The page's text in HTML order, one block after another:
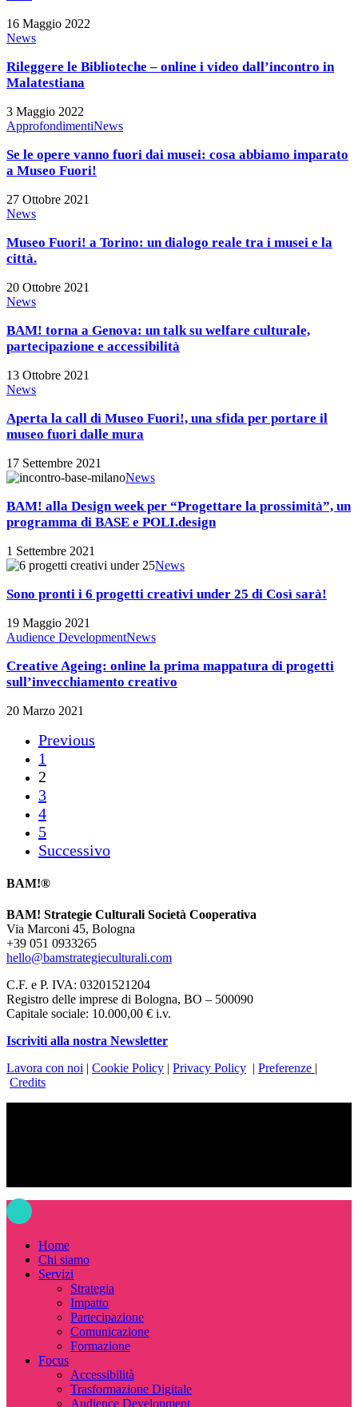
dall’Ideathon
Culture
City
Hub
da
completare,
bisogno
di
te
16 Maggio 2022
Rileggere
Biblioteche
–
i
video
in
Malatestiana
News
Rileggere le Biblioteche – online i video dall’incontro in
Malatestiana
3 Maggio 2022
Se
opere
vanno
dai
musei:
abbiamo
imparato
a
Museo
Fuori!
ApprofondimentiNews
Se le opere vanno fuori dai musei: cosa abbiamo imparato
a Museo Fuori!
27 Ottobre 2021
Museo
a
Torino:
dialogo
reale
i
musei
e
la
città.
News
Museo Fuori! a Torino: un dialogo reale tra i musei e la
città.
20 Ottobre 2021
BAM!
a
Genova:
un
talk
su
culturale,
partecipazione
e
accessibilità
News
BAM! torna a Genova: un talk su welfare culturale,
partecipazione e accessibilità
13 Ottobre 2021
Aperta
call
di
Fuori!,
una
per
portare
il
museo
fuori
dalle
mura
News
Aperta la call di Museo Fuori!, una sfida per portare il
museo fuori dalle mura
17 Settembre 2021
BAM!
Design
week
per
“Progettare
la
un
programma
di
BASE
News
BAM! alla Design week per “Progettare la prossimità”, un
programma di BASE e POLI.design
1 Settembre 2021
Sono
i
progetti
creativi
25
di
sarà!
News
Sono pronti i 6 progetti creativi under 25 di Così sarà!
19 Maggio 2021
Creative
online
la
mappatura
progetti
sull’invecchiamento
creativo
Audience DevelopmentNews
Creative Ageing: online la prima mappatura di progetti
sull’invecchiamento creativo
20 Marzo 2021
Previous
1
2
3
4
5
Successivo
BAM!®
BAM! Strategie Culturali Società Cooperativa
Via Marconi 45, Bologna
+39 051 0933265
hello@bamstrategieculturali.com
C.F. e P. IVA: 03201521204
Registro delle imprese di Bologna, BO – 500090
Capitale sociale: 10.000,00 € i.v.
Iscriviti alla nostra Newsletter
Lavora con noi | Cookie Policy | Privacy Policy | Preferenze |
Credits
Close
Menu
Home
Chi siamo
Servizi
Strategia
Impatto
Partecipazione
Comunicazione
Formazione
Focus
Accessibilità
Trasformazione Digitale
Audience Development